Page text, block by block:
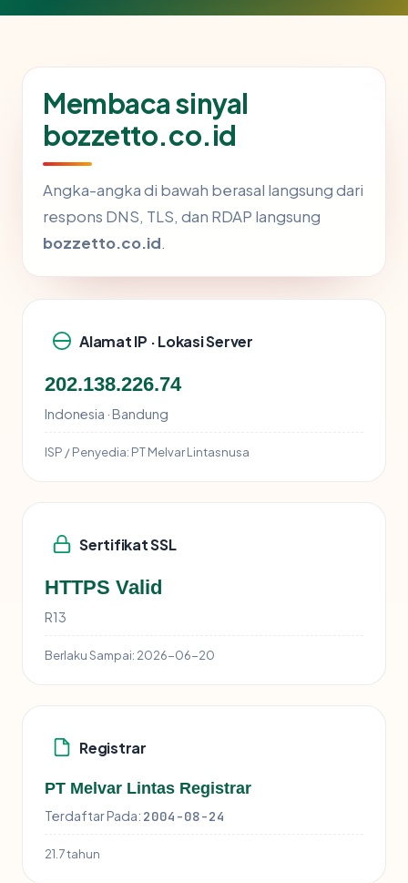
Membaca sinyal
bozzetto.co.id
Angka-angka di bawah berasal langsung dari
respons DNS, TLS, dan RDAP langsung
bozzetto.co.id.
Alamat IP · Lokasi Server
202.138.226.74
Indonesia · Bandung
ISP / Penyedia: PT Melvar Lintasnusa
Sertifikat SSL
HTTPS Valid
R13
Berlaku Sampai: 2026-06-20
Registrar
PT Melvar Lintas Registrar
Terdaftar Pada: 2004-08-24
21.7 tahun